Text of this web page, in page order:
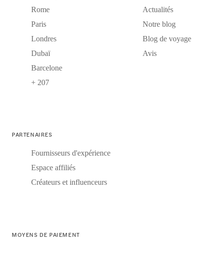
Rome
Paris
Londres
Dubaï
Barcelone
+ 207
Actualités
Notre blog
Blog de voyage
Avis
PARTENAIRES
Fournisseurs d'expérience
Espace affiliés
Créateurs et influenceurs
MOYENS DE PAIEMENT